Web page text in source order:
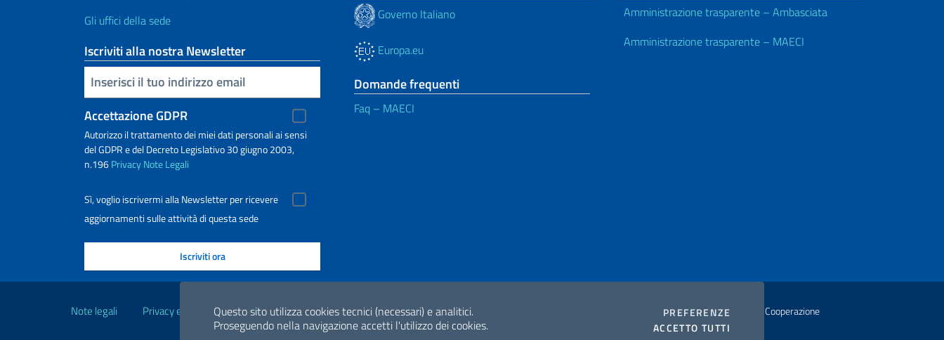
Questo sito utilizza cookies tecnici (necessari) e analitici.
Proseguendo nella navigazione accetti l'utilizzo dei cookies.
PREFERENZE COOKIES
ACCETTO TUTTI
Gli uffici della sede
Iscriviti alla nostra Newsletter
Inserisci la tua email
Accettazione GDPR
Autorizzo il trattamento dei miei dati personali ai sensi
del GDPR e del Decreto Legislativo 30 giugno 2003,
n.196PrivacyNote Legali
Sì, voglio iscrivermi alla Newsletter per ricevere
aggiornamenti sulle attività di questa sede
Governo Italiano
Europa.eu
Domande frequenti
Faq – MAECI
Amministrazione trasparente – Ambasciata
Amministrazione trasparente – MAECI
Note legali Privacy e cookie policy Dichiarazione di accessibilità
2026 Copyright Ministero degli Affari Esteri e della Cooperazione